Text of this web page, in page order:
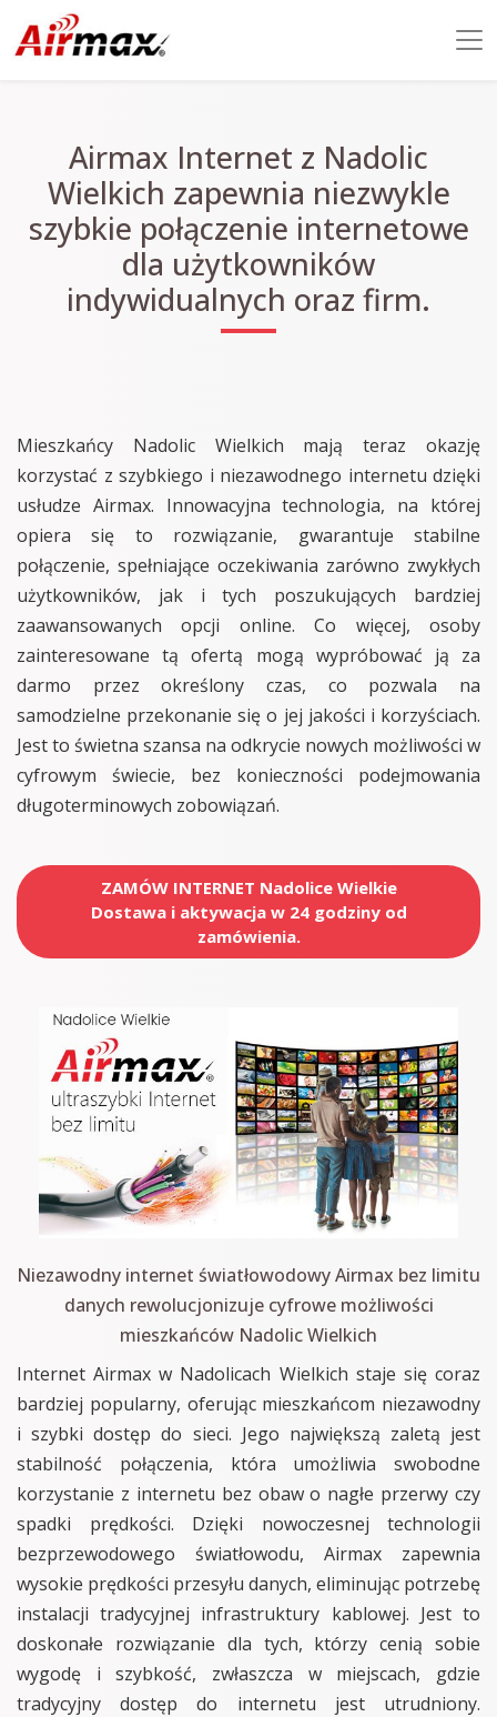
Airmax Internet z Nadolic
Wielkich zapewnia niezwykle
szybkie połączenie internetowe
dla użytkowników
indywidualnych oraz firm.
Mieszkańcy Nadolic Wielkich mają teraz okazję
korzystać z szybkiego i niezawodnego internetu dzięki
usłudze Airmax. Innowacyjna technologia, na której
opiera się to rozwiązanie, gwarantuje stabilne
połączenie, spełniające oczekiwania zarówno zwykłych
użytkowników, jak i tych poszukujących bardziej
zaawansowanych opcji online. Co więcej, osoby
zainteresowane tą ofertą mogą wypróbować ją za
darmo przez określony czas, co pozwala na
samodzielne przekonanie się o jej jakości i korzyściach.
Jest to świetna szansa na odkrycie nowych możliwości w
cyfrowym świecie, bez konieczności podejmowania
długoterminowych zobowiązań.
ZAMÓW INTERNET Nadolice Wielkie
Dostawa i aktywacja w 24 godziny od
zamówienia.
Niezawodny internet światłowodowy Airmax bez limitu
danych rewolucjonizuje cyfrowe możliwości
mieszkańców Nadolic Wielkich
Internet Airmax w Nadolicach Wielkich staje się coraz
bardziej popularny, oferując mieszkańcom niezawodny
i szybki dostęp do sieci. Jego największą zaletą jest
stabilność połączenia, która umożliwia swobodne
korzystanie z internetu bez obaw o nagłe przerwy czy
spadki prędkości. Dzięki nowoczesnej technologii
bezprzewodowego światłowodu, Airmax zapewnia
wysokie prędkości przesyłu danych, eliminując potrzebę
instalacji tradycyjnej infrastruktury kablowej. Jest to
doskonałe rozwiązanie dla tych, którzy cenią sobie
wygodę i szybkość, zwłaszcza w miejscach, gdzie
tradycyjny dostęp do internetu jest utrudniony.